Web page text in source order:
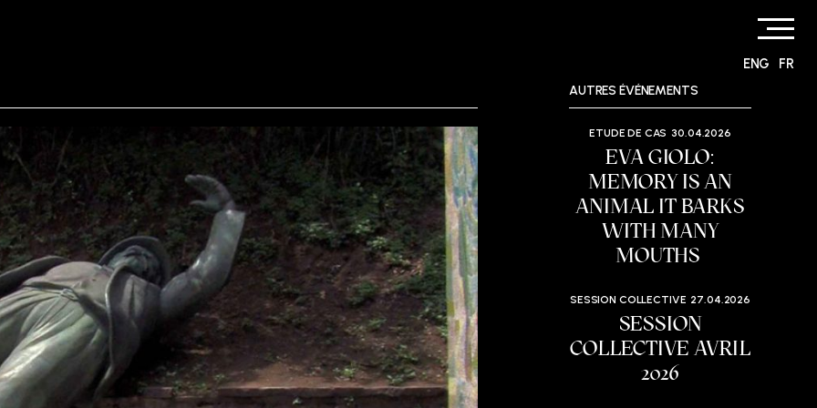
ENG FR
AUTRES ÉVÉNEMENTS
ETUDE DE CAS 30.04.2026
EVA GIOLO:
MEMORY IS AN
ANIMAL IT BARKS
WITH MANY
MOUTHS
SESSION COLLECTIVE 27.04.2026
SESSION
COLLECTIVE AVRIL
2026